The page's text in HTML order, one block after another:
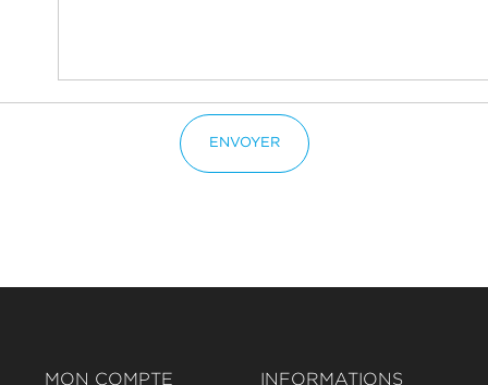
ENVOYER
MON COMPTE INFORMATIONS